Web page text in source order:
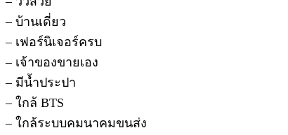
– บ้านเดี่ยว
– เฟอร์นิเจอร์ครบ
– เจ้าของขายเอง
– มีน้ำประปา
– ใกล้ BTS
– ใกล้ระบบคมนาคมขนส่ง